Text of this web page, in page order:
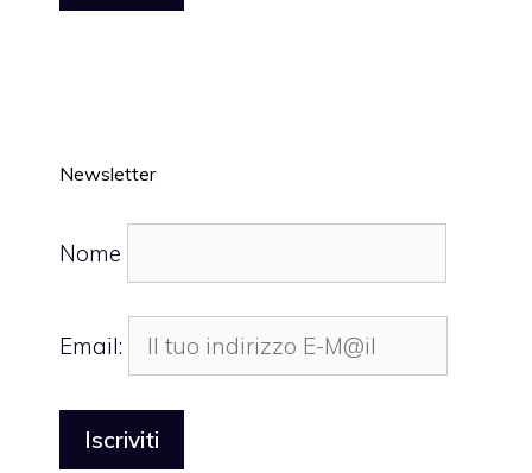
Newsletter
Nome
Email: